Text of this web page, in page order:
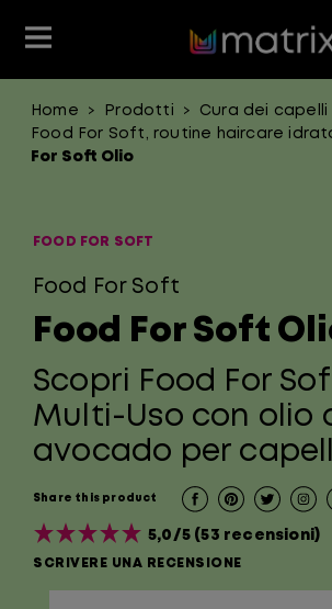
Prodotti
Prodotti
Home > Prodotti > Cura dei capelli
Food For Soft, routine haircare
For Soft Olio
FOOD FOR SOFT
Food For Soft
Food For Soft
Scopri Food For
Multi-Uso con olio
avocado per
Share this product
5,0/5 (53 recensioni)
SCRIVERE UNA RECENSIONE